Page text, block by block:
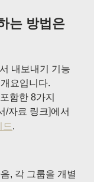
는 방법은
내보내기 기능
요입니다.
함한 8가지
/자료 링크]에서
드.
, 각 그룹을 개별